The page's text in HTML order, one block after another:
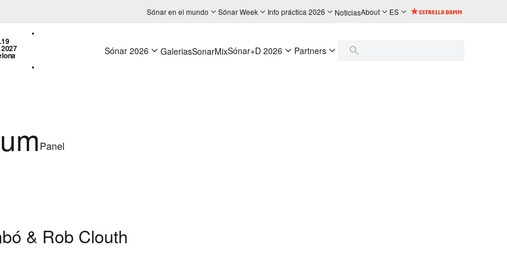
Sónar en el mundo Sónar Week Info práctica 2026 NoticiasAbout ES
Sónar 2026 GaleriasSonarMixSónar+D 2026 Partners
Panel
& Rob Clouth